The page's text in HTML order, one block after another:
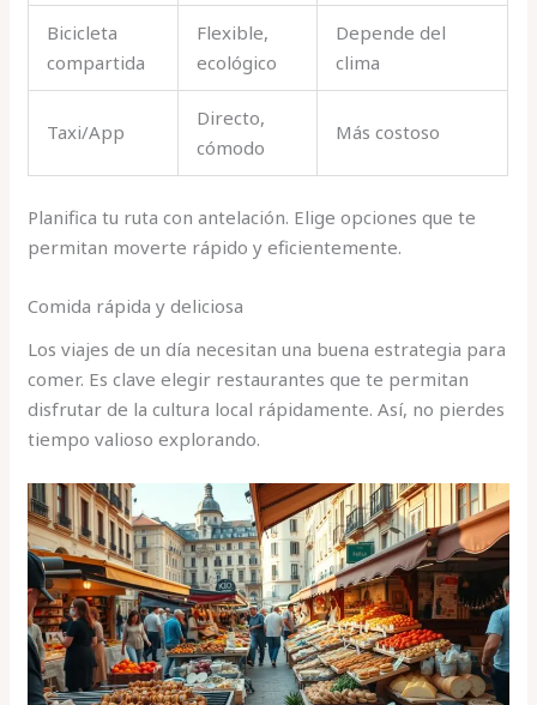
Bicicleta
compartida
Flexible,
ecológico
Depende del
clima
Taxi/App
Directo,
cómodo
Más costoso
Planifica tu ruta con antelación. Elige opciones que te
permitan moverte rápido y eficientemente.
Comida rápida y deliciosa
Los viajes de un día necesitan una buena estrategia para
comer. Es clave elegir restaurantes que te permitan
disfrutar de la cultura local rápidamente. Así, no pierdes
tiempo valioso explorando.